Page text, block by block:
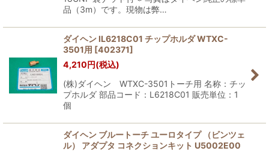
品（3m）です。現物は弊…
ダイヘン lL6218C01 チップホルダ WTXC-
3501用 [402371]
4,210円(税込)
(株)ダイヘン WTXC-3501トーチ用 名称：チッ
プホルダ 部品コード：L6218C01 販売単位：1
個
ダイヘン ブルートーチ ユーロタイプ （ビンツェ
ル） アダプタ コネクションキット U5002E00